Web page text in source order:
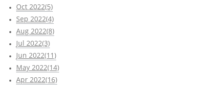
Oct 2022(5)
Sep 2022(4)
Aug 2022(8)
Jul 2022(3)
Jun 2022(11)
May 2022(14)
Apr 2022(16)